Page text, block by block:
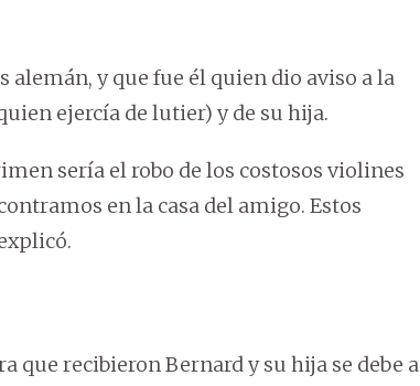
alemán, y que fue él quien dio aviso a la
ejercía de lutier) y de su hija.
sería el robo de los costosos violines
en la casa del amigo. Estos
que recibieron Bernard y su hija se debe a